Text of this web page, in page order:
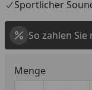
Sportlicher
So zahlen Sie
Menge